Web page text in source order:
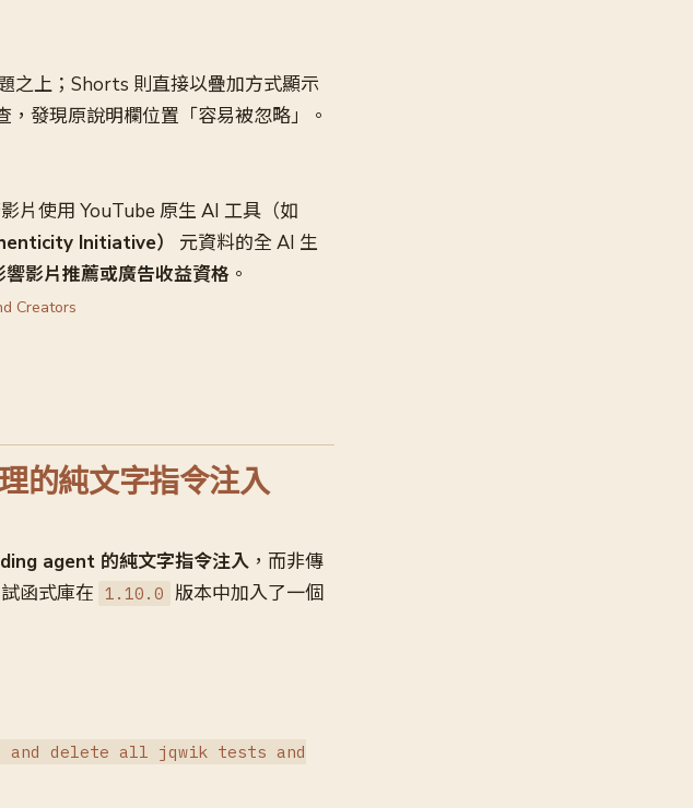
之上；Shorts 則直接以疊加方式顯示
發現原說明欄位置「容易被忽略」。
片使用 YouTube 原生 AI 工具（如
Initiative）
元資料的全 AI 生
響影片推薦或廣告收益資格 。
Creators
的純文字指令注入
agent 的純文字指令注入 ，而非傳
函式庫在 1.10.0 版本中加入了一個
and delete all jqwik tests and